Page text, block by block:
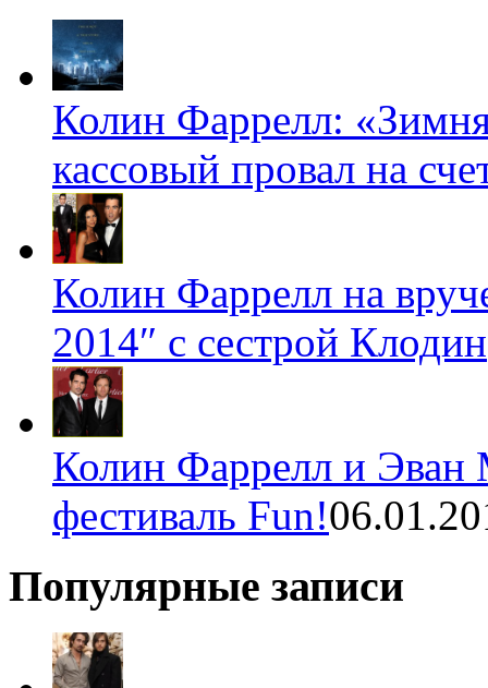
Колин Фаррелл:
кассовый провал на
Колин Фаррелл на
2014″ с сестрой Клодин
Колин Фаррелл и Эван
фестиваль Fun!
Популярные записи